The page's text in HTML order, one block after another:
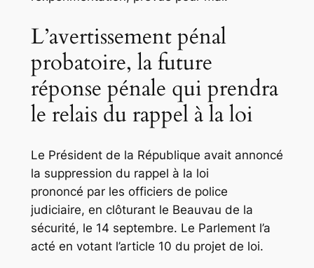
L’avertissement pénal
probatoire, la future
réponse pénale qui prendra
le relais du rappel à la loi
Le Président de la République avait annoncé
la suppression du rappel à la loi
prononcé par les officiers de police
judiciaire, en clôturant le Beauvau de la
sécurité, le 14 septembre. Le Parlement l’a
acté en votant l’article 10 du projet de loi.